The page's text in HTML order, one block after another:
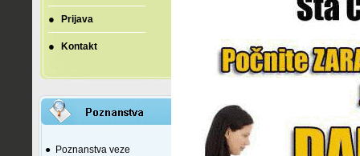
● Prijava
● Kontakt
● Poznanstva veze